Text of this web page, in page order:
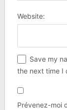
Website:
Save my
the next time I
Prévenez-moi